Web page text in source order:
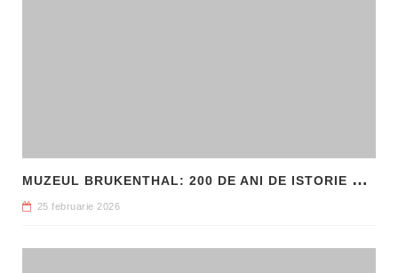
M
UZEUL BRUKENTHAL: 200 DE ANI DE ISTORIE ȘI ARTĂ ÎN INIMA SIBIULUI
25 februarie 2026